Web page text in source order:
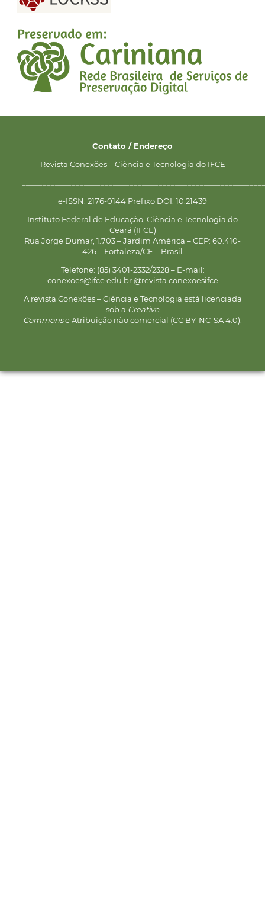
Contato / Endereço
Revista Conexões – Ciência e Tecnologia do IFCE
e-ISSN: 2176-0144 Prefixo DOI: 10.21439
Instituto Federal de Educação, Ciência e Tecnologia do
Ceará (IFCE)
Rua Jorge Dumar, 1.703 – Jardim América – CEP: 60.410-
426 – Fortaleza/CE – Brasil
Telefone: (85) 3401-2332/2328 – E-mail:
conexoes@ifce.edu.br @revista.conexoesifce
A revista Conexões – Ciência e Tecnologia está licenciada
sob a Creative
Commonse Atribuição não comercial (CC BY-NC-SA 4.0).